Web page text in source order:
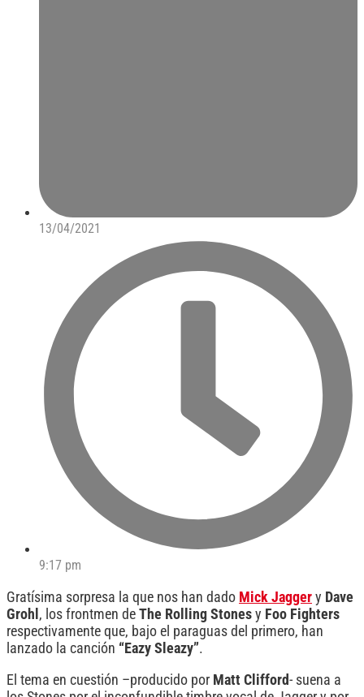
13/04/2021
9:17 pm
Gratísima sorpresa la que nos han dado Mick Jagger y Dave
Grohl , los frontmen de The Rolling Stones y Foo Fighters
respectivamente que, bajo el paraguas del primero, han
lanzado la canción “Eazy Sleazy”.
El tema en cuestión –producido por Matt Clifford- suena a